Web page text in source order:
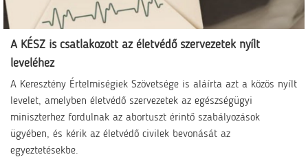
A KÉSZ is csatlakozott az életvédő szervezetek nyílt
leveléhez
A Keresztény Értelmiségiek Szövetsége is aláírta azt a közös nyílt
levelet, amelyben életvédő szervezetek az egészségügyi
miniszterhez fordulnak az abortuszt érintő szabályozások
ügyében, és kérik az életvédő civilek bevonását az
egyeztetésekbe.